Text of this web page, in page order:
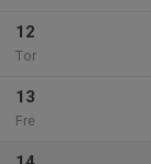
12
Tor
13
Fre